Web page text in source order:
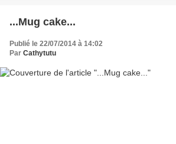
...Mug cake...
Publié le 22/07/2014 à 14:02
Par Cathytutu